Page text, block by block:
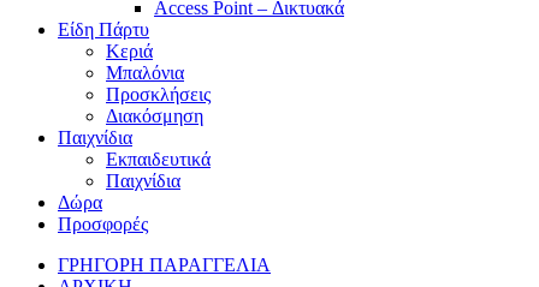
Access Point – Δικτυακά
Είδη Πάρτυ
Κεριά
Μπαλόνια
Προσκλήσεις
Διακόσμηση
Παιχνίδια
Εκπαιδευτικά
Παιχνίδια
Δώρα
Προσφορές
ΓΡΗΓΟΡΗ ΠΑΡΑΓΓΕΛΙΑ